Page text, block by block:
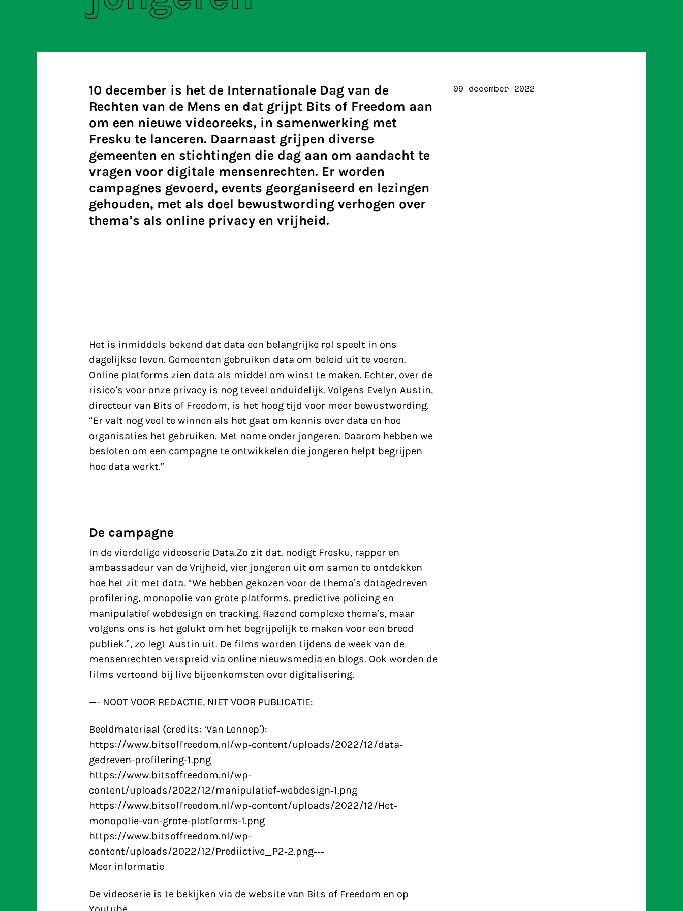
10 december is het de Internationale Dag van de
Rechten van de Mens en dat grijpt Bits of Freedom aan
om een nieuwe videoreeks, in samenwerking met
Fresku te lanceren. Daarnaast grijpen diverse
gemeenten en stichtingen die dag aan om aandacht te
vragen voor digitale mensenrechten. Er worden
campagnes gevoerd, events georganiseerd en lezingen
gehouden, met als doel bewustwording verhogen over
thema’s als online privacy en vrijheid.
09 december 2022
Het is inmiddels bekend dat data een belangrijke rol speelt in ons
dagelijkse leven. Gemeenten gebruiken data om beleid uit te voeren.
Online platforms zien data als middel om winst te maken. Echter, over de
risico’s voor onze privacy is nog teveel onduidelijk. Volgens Evelyn Austin,
directeur van Bits of Freedom, is het hoog tijd voor meer bewustwording.
“Er valt nog veel te winnen als het gaat om kennis over data en hoe
organisaties het gebruiken. Met name onder jongeren. Daarom hebben we
besloten om een campagne te ontwikkelen die jongeren helpt begrijpen
hoe data werkt.”
De campagne
In de vierdelige videoserie Data.Zo zit dat. nodigt Fresku, rapper en
ambassadeur van de Vrijheid, vier jongeren uit om samen te ontdekken
hoe het zit met data. “We hebben gekozen voor de thema’s datagedreven
profilering, monopolie van grote platforms, predictive policing en
manipulatief webdesign en tracking. Razend complexe thema’s, maar
volgens ons is het gelukt om het begrijpelijk te maken voor een breed
publiek.”, zo legt Austin uit. De films worden tijdens de week van de
mensenrechten verspreid via online nieuwsmedia en blogs. Ook worden de
films vertoond bij live bijeenkomsten over digitalisering.
—- NOOT VOOR REDACTIE, NIET VOOR PUBLICATIE:
Beeldmateriaal (credits: ‘Van Lennep’):
https://www.bitsoffreedom.nl/wp-content/uploads/2022/12/data-
gedreven-profilering-1.png
https://www.bitsoffreedom.nl/wp-
content/uploads/2022/12/manipulatief-webdesign-1.png
https://www.bitsoffreedom.nl/wp-content/uploads/2022/12/Het-
monopolie-van-grote-platforms-1.png
https://www.bitsoffreedom.nl/wp-
content/uploads/2022/12/Prediictive_P2-2.png---
Meer informatie
De videoserie is te bekijken via de website van Bits of Freedom en op